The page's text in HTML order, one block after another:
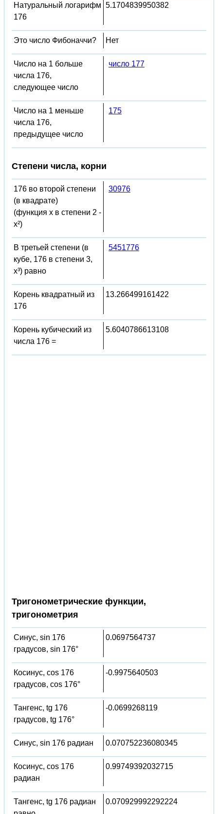
Натуральный логарифм
176
5.1704839950382
Это число Фибоначчи? Нет
Число на 1 больше
числа 176,
следующее число
число 177
Число на 1 меньше
числа 176,
предыдущее число
175
Степени числа, корни
176 во второй степени
(в квадрате)
(функция x в степени 2 -
x²)
30976
В третьей степени (в
кубе, 176 в степени 3,
x³) равно
5451776
Корень квадратный из
176
13.266499161422
Корень кубический из
числа 176 =
5.6040786613108
Тригонометрические функции,
тригонометрия
Синус, sin 176
градусов, sin 176°
0.0697564737
Косинус, cos 176
градусов, cos 176°
-0.9975640503
Тангенс, tg 176
градусов, tg 176°
-0.0699268119
Синус, sin 176 радиан 0.070752236080345
Косинус, cos 176
радиан
0.99749392032715
Тангенс, tg 176 радиан
0.070929992292224